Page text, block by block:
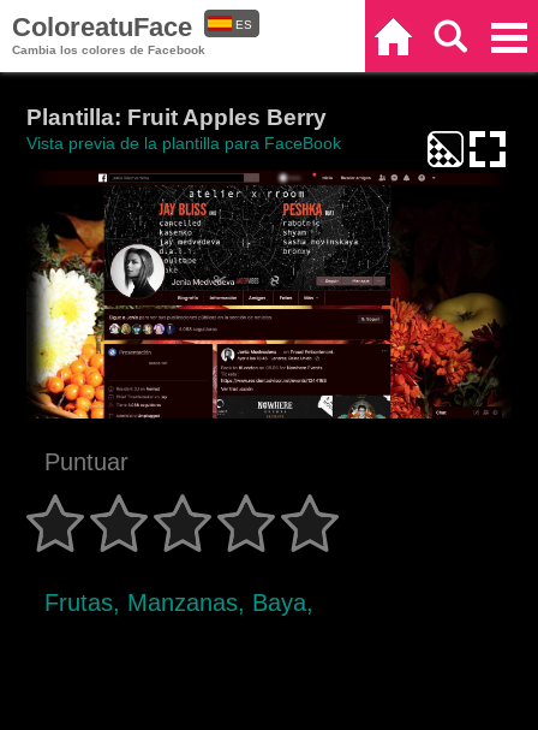
ColoreatuFace
Cambia los colores de Facebook
ES
Plantilla: Fruit Apples Berry
Vista previa de la plantilla para FaceBook
Puntuar
Frutas, Manzanas, Baya,